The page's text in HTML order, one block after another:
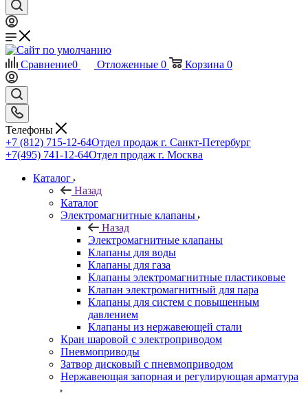
Сравнение0 Отложенные 0 Корзина 0
Телефоны
+7 (812) 715-12-64Отдел продаж г. Санкт-Петербург
+7(495) 741-12-64Отдел продаж г. Москва
Каталог
Назад
Каталог
Электромагнитные клапаны
Назад
Электромагнитные клапаны
Клапаны для воды
Клапаны для газа
Клапаны электромагнитные пластиковые
Клапан электромагнитный для пара
Клапаны для систем с повышенным
давлением
Клапаны из нержавеющей стали
Кран шаровой с электроприводом
Пневмоприводы
Затвор дисковый с пневмоприводом
Нержавеющая запорная и регулирующая арматура